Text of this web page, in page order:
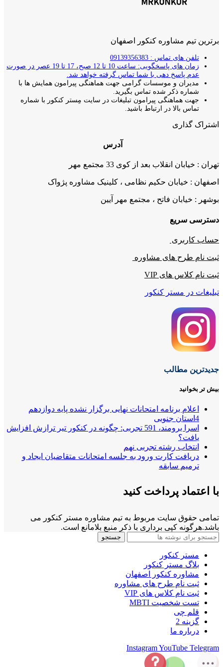
برترین تیم مشاوره کنکور اصفهان
تلفن های تماس : 09139356383
زمان های پاسخگویی: ساعت 10 تا 12 صبح، 17 تا 19 عصر در صورت
عدم پاسخ دهی با شما تماس گرفته خواهد شد.
مدیران و موسسات گرامی جهت هماهنگی پیرامون همایش ها با
شماره ذکر شده تماس بگیرید.
جهت هماهنگی پیرامون تبلیغات در سایت مِستر کنکور با شماره
تماس بالا در ارتباط باشید.
اشتراک گذاری
آدرس
تهران : خیابان انقلاب بعد از کوی 33 مجتمع مهر
اصفهان : خیابان حکیم نظامی ، کلینیک مشاوره پژواک
بوشهر : خیابان فاتح ، مجتمع مهر آیین
دسترسی سریع
حساب کاربری
ثبت نام طرح های مشاوره
ثبت نام کلاس های VIP
تبلیغات در مستر کنکور
جدیدترین مطالب
بیش تر بخوانید
اعلام برنامه امتحانات نهایی برگزار نشده پایه دوازدهم
4استان جنوبی
اسرا برومند، 591 تجربی: چگونه در کنکور تیر ترازش افزایش
یافت؟
انتخاب رشته تجربی نهم
دریافت کارت ورود به جلسه امتحانات متقاضیان ایجاد و
ترمیم سابقه
با اعتماد پرداخت کنید
تمامی حقوق سایت مربوط به تیم مشاوره مستر کنکور می
باشد.هرگونه کپی برداری با ذکر منبع بلامانع است.
جستجو
مستر کنکور
بلاگ مستر کنکور
مشاوره کنکور اصفهان
ثبت نام طرح های مشاوره
ثبت نام کلاس های VIP
تست شخصیت MBTI
قلم چی
گزینه 2
درباره ما
InstagramYouTube Telegram